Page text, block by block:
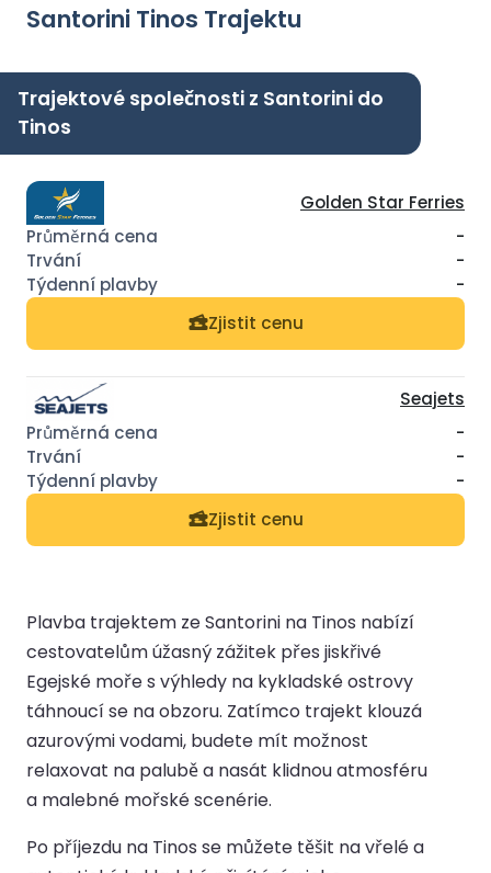
Santorini Tinos Trajektu
Trajektové společnosti z Santorini do
Tinos
Golden Star Ferries
-
-
-
Zjistit cenu
Seajets
-
-
-
Zjistit cenu
Plavba trajektem ze Santorini na Tinos nabízí
cestovatelům úžasný zážitek přes jiskřivé
Egejské moře s výhledy na kykladské ostrovy
táhnoucí se na obzoru. Zatímco trajekt klouzá
azurovými vodami, budete mít možnost
relaxovat na palubě a nasát klidnou atmosféru
a malebné mořské scenérie.
Po příjezdu na Tinos se můžete těšit na vřelé a